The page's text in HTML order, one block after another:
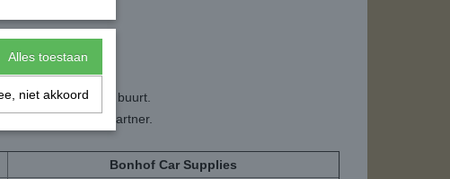
montage.
bij jou in de buurt.
bij een montagepartner.
Bonhof Car Supplies
Alles toestaan
niet akkoord